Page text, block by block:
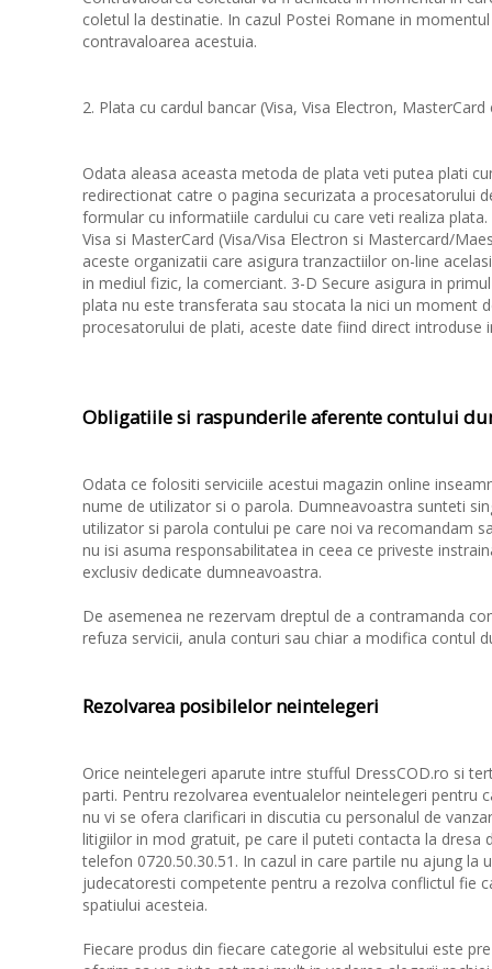
coletul la destinatie. In cazul Postei Romane in
contravaloarea acestuia.
2. Plata cu cardul bancar (Visa, Visa Electron, MasterCard
Odata aleasa aceasta metoda de plata veti putea plati
redirectionat catre o pagina securizata a procesatorului
formular cu informatiile cardului cu care veti realiza
Visa si MasterCard (Visa/Visa Electron si Mastercard/
aceste organizatii care asigura tranzactiilor on-line
in mediul fizic, la comerciant. 3-D Secure asigura in
plata nu este transferata sau stocata la nici un moment
procesatorului de plati, aceste date fiind direct introduse
Obligatiile si raspunderile aferente contului
Odata ce folositi serviciile acestui magazin online
nume de utilizator si o parola. Dumneavoastra sunteti
utilizator si parola contului pe care noi va recomandam
nu isi asuma responsabilitatea in ceea ce priveste
exclusiv dedicate dumneavoastra.
De asemenea ne rezervam dreptul de a contramanda
refuza servicii, anula conturi sau chiar a modifica contul
Rezolvarea posibilelor neintelegeri
Orice neintelegeri aparute intre stufful DressCOD.ro si
parti. Pentru rezolvarea eventualelor neintelegeri pentru
nu vi se ofera clarificari in discutia cu personalul de
litigiilor in mod gratuit, pe care il puteti contacta la dresa
telefon 0720.50.30.51. In cazul in care partile nu ajung
judecatoresti competente pentru a rezolva conflictul fie
spatiului acesteia.
Fiecare produs din fiecare categorie al websitului este